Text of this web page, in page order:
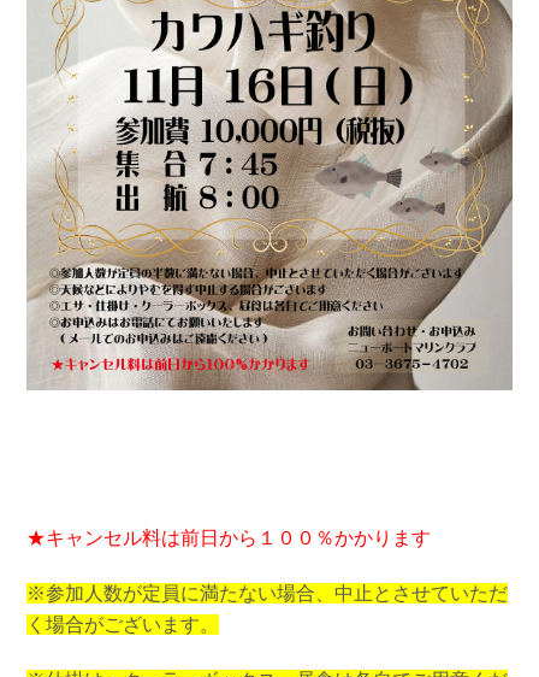
★キャンセル料は前日から１００％かかります
※参加人数が定員に満たない場合、中止とさせていただ
く場合がございます。